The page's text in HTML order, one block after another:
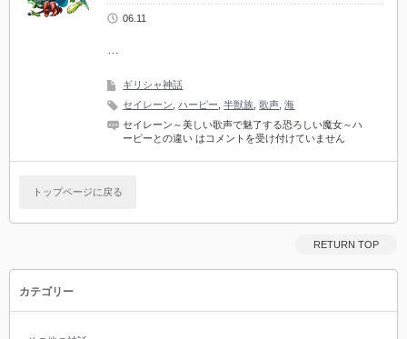
06.11
…
ギリシャ神話
セイレーン ,ハーピー ,半獣族 ,歌声 ,海
セイレーン～美しい歌声で魅了する恐ろしい魔女～ハ
ーピーとの違い は コメントを受け付けていません
トップページに戻る
RETURN TOP
カテゴリー